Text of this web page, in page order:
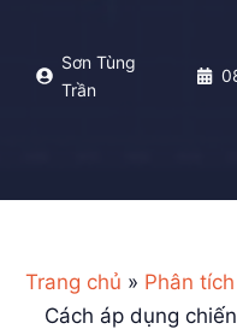
Sơn Tùng
Trần
Trang chủ » Phân
Cách áp dụng